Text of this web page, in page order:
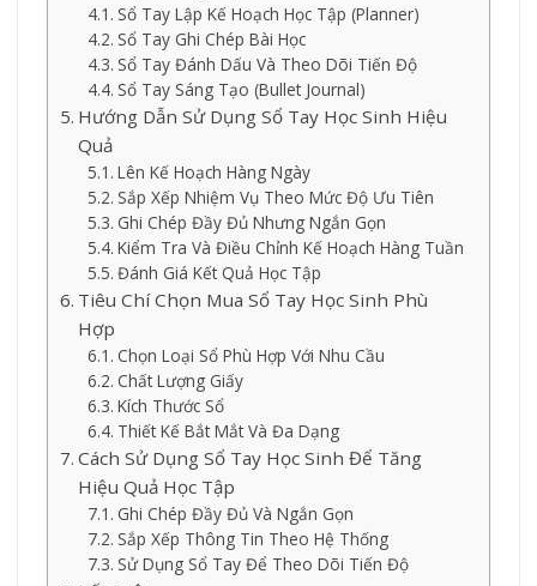
Sổ Tay Lập Kế Hoạch Học Tập (Planner)
Sổ Tay Ghi Chép Bài Học
Sổ Tay Đánh Dấu Và Theo Dõi Tiến Độ
Sổ Tay Sáng Tạo (Bullet Journal)
Hướng Dẫn Sử Dụng Sổ Tay Học Sinh Hiệu
Quả
Lên Kế Hoạch Hàng Ngày
Sắp Xếp Nhiệm Vụ Theo Mức Độ Ưu Tiên
Ghi Chép Đầy Đủ Nhưng Ngắn Gọn
Kiểm Tra Và Điều Chỉnh Kế Hoạch Hàng Tuần
Đánh Giá Kết Quả Học Tập
Tiêu Chí Chọn Mua Sổ Tay Học Sinh Phù
Hợp
Chọn Loại Sổ Phù Hợp Với Nhu Cầu
Chất Lượng Giấy
Kích Thước Sổ
Thiết Kế Bắt Mắt Và Đa Dạng
Cách Sử Dụng Sổ Tay Học Sinh Để Tăng
Hiệu Quả Học Tập
Ghi Chép Đầy Đủ Và Ngắn Gọn
Sắp Xếp Thông Tin Theo Hệ Thống
Sử Dụng Sổ Tay Để Theo Dõi Tiến Độ